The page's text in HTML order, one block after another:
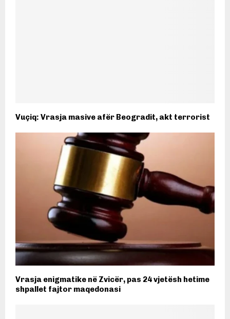
Vuçiq: Vrasja masive afër Beogradit, akt terrorist
Vrasja enigmatike në Zvicër, pas 24 vjetësh hetime
shpallet fajtor maqedonasi